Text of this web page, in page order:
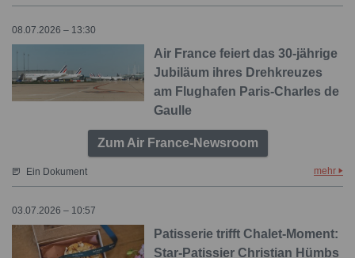
08.07.2026 – 13:30
Air France feiert das 30-jährige
Jubiläum ihres Drehkreuzes
am Flughafen Paris-Charles de
Gaulle
Zum Air France-Newsroom
Ein Dokument mehr
03.07.2026 – 10:57
Patisserie trifft Chalet-Moment:
Star-Patissier Christian Hümbs